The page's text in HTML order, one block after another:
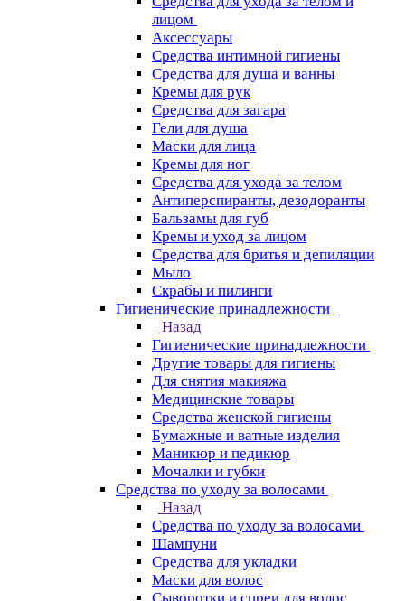
лицом
Аксессуары
Средства интимной гигиены
Средства для душа и ванны
Кремы для рук
Средства для загара
Гели для душа
Маски для лица
Кремы для ног
Средства для ухода за телом
Антиперспиранты, дезодоранты
Бальзамы для губ
Кремы и уход за лицом
Средства для бритья и депиляции
Мыло
Скрабы и пилинги
Гигиенические принадлежности
Назад
Гигиенические принадлежности
Другие товары для гигиены
Для снятия макияжа
Медицинские товары
Средства женской гигиены
Бумажные и ватные изделия
Маникюр и педикюр
Мочалки и губки
Средства по уходу за волосами
Назад
Средства по уходу за волосами
Шампуни
Средства для укладки
Маски для волос